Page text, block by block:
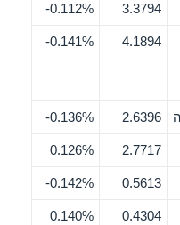
3.3794
0.112%-
4.1894
0.141%-
2.6396
0.136%-
2.7717
0.126%
0.5613
0.142%-
0.4304
0.140%